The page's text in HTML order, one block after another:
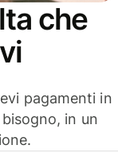
che
pagamenti in
in un